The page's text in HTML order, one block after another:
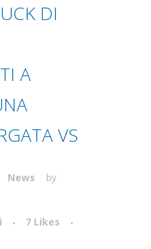
DI
A
VS
News by
7 Likes